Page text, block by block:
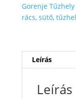
Gorenje
rács, sütő,
Leírás
Leírás